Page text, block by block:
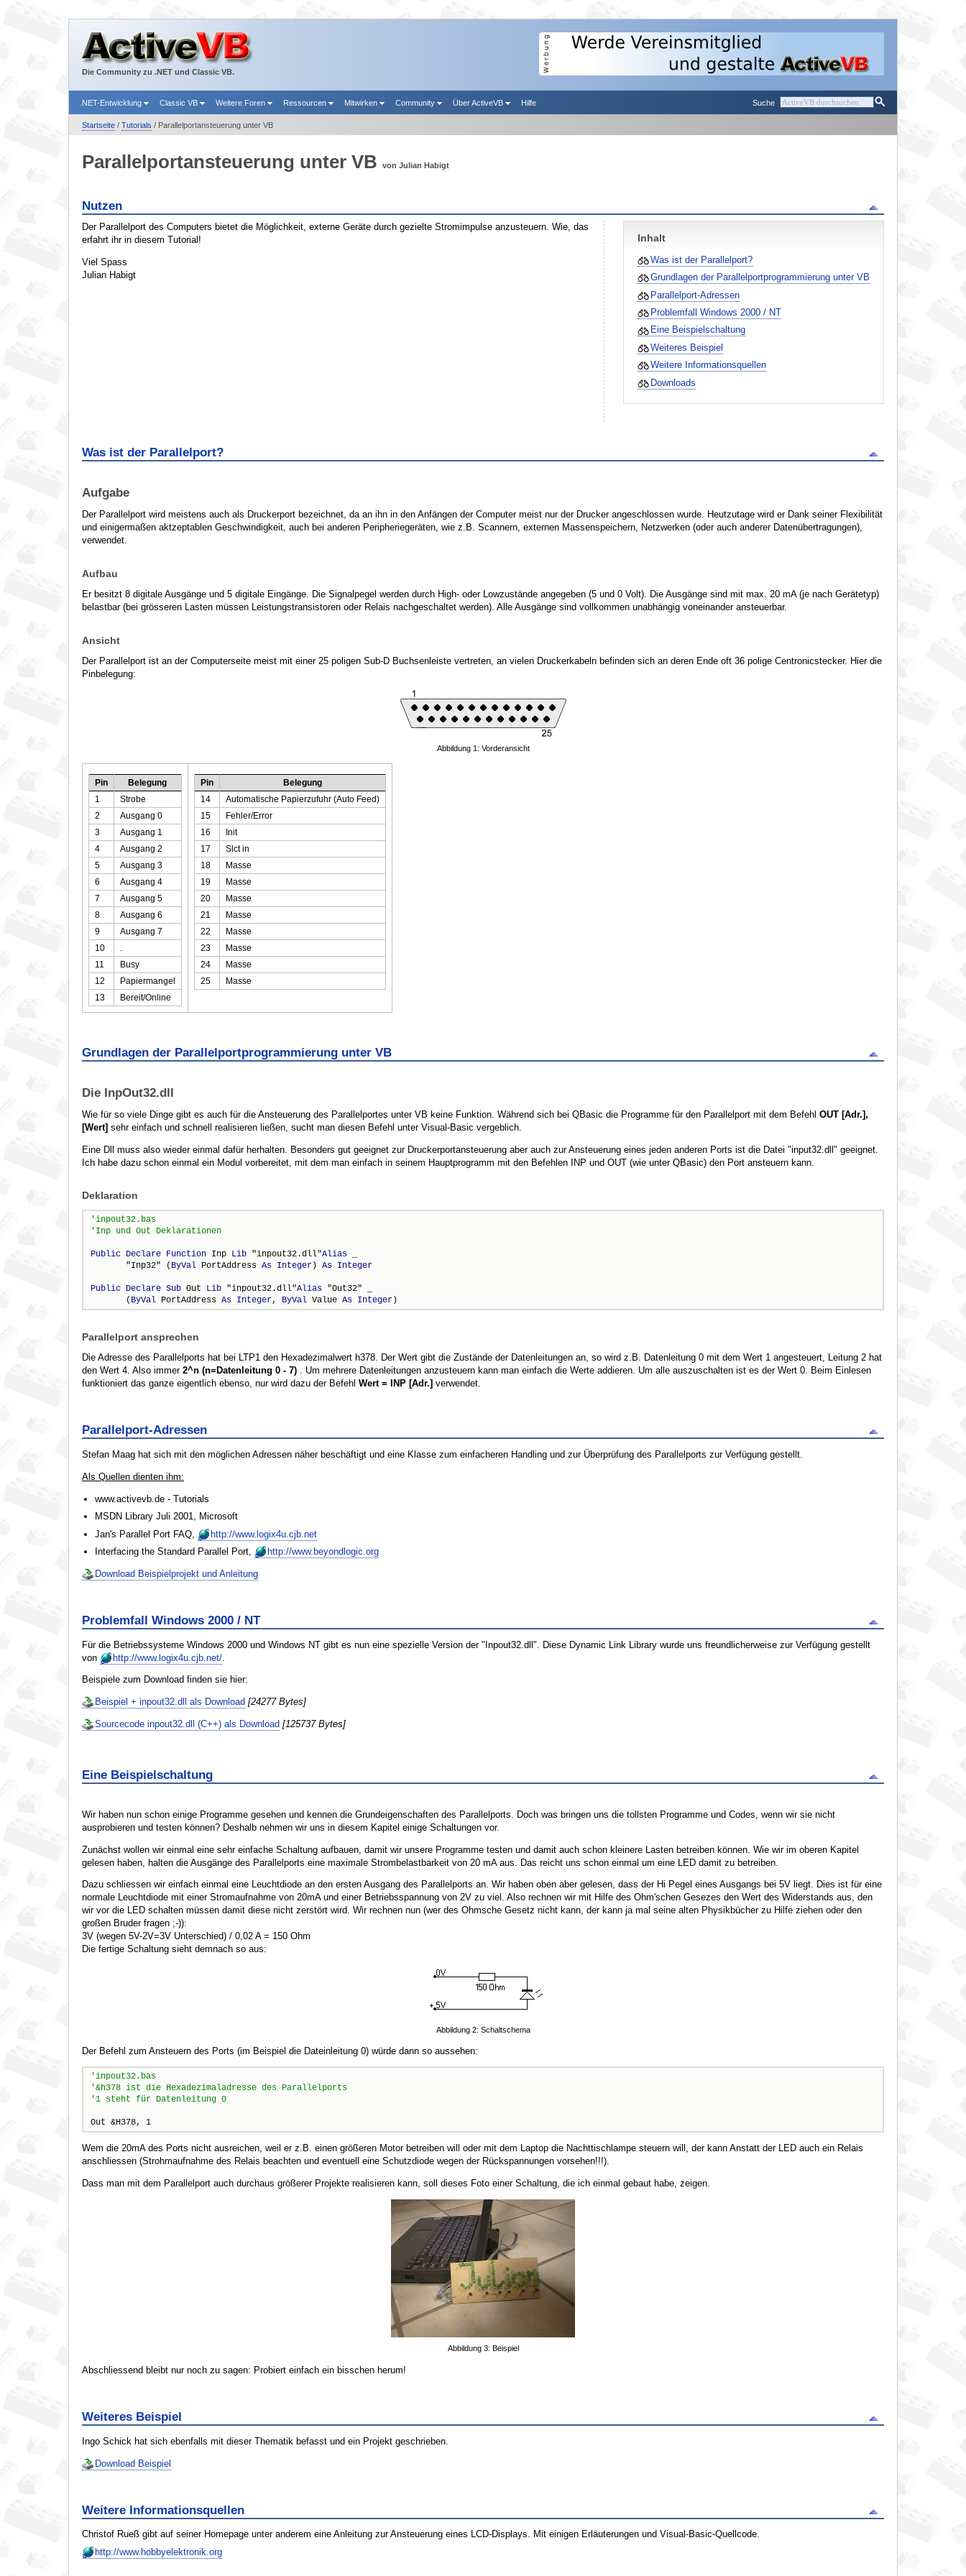
Die Community zu .NET und Classic VB.
Suche
.NET-Entwicklung Classic VB Weitere Foren Ressourcen Mitwirken Community Über ActiveVB Hilfe
Startseite/ Tutorials / Parallelportansteuerung unter VB
Parallelportansteuerung unter VB von Julian Habigt
Nutzen
Der Parallelport des Computers bietet die Möglichkeit, externe Geräte durch gezielte Stromimpulse anzusteuern. Wie, das
erfahrt ihr in diesem Tutorial!
Viel Spass
Julian Habigt
Inhalt
Was ist der Parallelport?
Grundlagen der Parallelportprogrammierung unter VB
Parallelport-Adressen
Problemfall Windows 2000 / NT
Eine Beispielschaltung
Weiteres Beispiel
Weitere Informationsquellen
Downloads
Was ist der Parallelport?
Aufgabe
Der Parallelport wird meistens auch als Druckerport bezeichnet, da an ihn in den Anfängen der Computer meist nur der Drucker angeschlossen wurde. Heutzutage wird er Dank seiner Flexibilität
und einigermaßen aktzeptablen Geschwindigkeit, auch bei anderen Peripheriegeräten, wie z.B. Scannern, externen Massenspeichern, Netzwerken (oder auch anderer Datenübertragungen),
verwendet.
Aufbau
Er besitzt 8 digitale Ausgänge und 5 digitale Eingänge. Die Signalpegel werden durch High- oder Lowzustände angegeben (5 und 0 Volt). Die Ausgänge sind mit max. 20 mA (je nach Gerätetyp)
belastbar (bei grösseren Lasten müssen Leistungstransistoren oder Relais nachgeschaltet werden). Alle Ausgänge sind vollkommen unabhängig voneinander ansteuerbar.
Ansicht
Der Parallelport ist an der Computerseite meist mit einer 25 poligen Sub-D Buchsenleiste vertreten, an vielen Druckerkabeln befinden sich an deren Ende oft 36 polige Centronicstecker. Hier die
Pinbelegung:
Abbildung 1: Vorderansicht
Pin
Belegung
1
Strobe
2
Ausgang 0
3
Ausgang 1
4
Ausgang 2
5
Ausgang 3
6
Ausgang 4
7
Ausgang 5
8
Ausgang 6
9
Ausgang 7
10
.
11
Busy
12
Papiermangel
13
Bereit/Online
Pin
Belegung
14
Automatische Papierzufuhr (Auto Feed)
15
Fehler/Error
16
Init
17
Slct in
18
Masse
19
Masse
20
Masse
21
Masse
22
Masse
23
Masse
24
Masse
25
Masse
Grundlagen der Parallelportprogrammierung unter VB
Die InpOut32.dll
Wie für so viele Dinge gibt es auch für die Ansteuerung des Parallelportes unter VB keine Funktion. Während sich bei QBasic die Programme für den Parallelport mit dem Befehl OUT [Adr.],
[Wert] sehr einfach und schnell realisieren ließen, sucht man diesen Befehl unter Visual-Basic vergeblich.
Eine Dll muss also wieder einmal dafür herhalten. Besonders gut geeignet zur Druckerportansteuerung aber auch zur Ansteuerung eines jeden anderen Ports ist die Datei "input32.dll" geeignet.
Ich habe dazu schon einmal ein Modul vorbereitet, mit dem man einfach in seinem Hauptprogramm mit den Befehlen INP und OUT (wie unter QBasic) den Port ansteuern kann.
Deklaration
'inpout32.bas
'Inp und Out Deklarationen
Public Declare Function Inp Lib "inpout32.dll"Alias _
       "Inp32" (
ByVal PortAddress As Integer) As Integer
Public Declare Sub Out Lib "inpout32.dll"Alias "Out32" _
       (
ByVal PortAddress As Integer, ByVal Value As Integer)
Parallelport ansprechen
Die Adresse des Parallelports hat bei LTP1 den Hexadezimalwert h378. Der Wert gibt die Zustände der Datenleitungen an, so wird z.B. Datenleitung 0 mit dem Wert 1 angesteuert, Leitung 2 hat
den Wert 4. Also immer 2^n (n=Datenleitung 0 - 7). Um mehrere Datenleitungen anzusteuern kann man einfach die Werte addieren. Um alle auszuschalten ist es der Wert 0. Beim Einlesen
funktioniert das ganze eigentlich ebenso, nur wird dazu der Befehl Wert = INP [Adr.] verwendet.
Parallelport-Adressen
Stefan Maag hat sich mit den möglichen Adressen näher beschäftigt und eine Klasse zum einfacheren Handling und zur Überprüfung des Parallelports zur Verfügung gestellt.
Als Quellen dienten ihm:
www.activevb.de - Tutorials
MSDN Library Juli 2001, Microsoft
Jan's Parallel Port FAQ,
http://www.logix4u.cjb.net
Interfacing the Standard Parallel Port,
http://www.beyondlogic.org
Download Beispielprojekt und Anleitung
Problemfall Windows 2000 / NT
Für die Betriebssysteme Windows 2000 und Windows NT gibt es nun eine spezielle Version der "Inpout32.dll". Diese Dynamic Link Library wurde uns freundlicherweise zur Verfügung gestellt
von
http://www.logix4u.cjb.net/.
Beispiele zum Download finden sie hier:
Beispiel + inpout32.dll als Download [24277 Bytes]
Sourcecode inpout32.dll (C++) als Download [125737 Bytes]
Eine Beispielschaltung
Wir haben nun schon einige Programme gesehen und kennen die Grundeigenschaften des Parallelports. Doch was bringen uns die tollsten Programme und Codes, wenn wir sie nicht
ausprobieren und testen können? Deshalb nehmen wir uns in diesem Kapitel einige Schaltungen vor.
Zunächst wollen wir einmal eine sehr einfache Schaltung aufbauen, damit wir unsere Programme testen und damit auch schon kleinere Lasten betreiben können. Wie wir im oberen Kapitel
gelesen haben, halten die Ausgänge des Parallelports eine maximale Strombelastbarkeit von 20 mA aus. Das reicht uns schon einmal um eine LED damit zu betreiben.
Dazu schliessen wir einfach einmal eine Leuchtdiode an den ersten Ausgang des Parallelports an. Wir haben oben aber gelesen, dass der Hi Pegel eines Ausgangs bei 5V liegt. Dies ist für eine
normale Leuchtdiode mit einer Stromaufnahme von 20mA und einer Betriebsspannung von 2V zu viel. Also rechnen wir mit Hilfe des Ohm'schen Gesezes den Wert des Widerstands aus, den
wir vor die LED schalten müssen damit diese nicht zerstört wird. Wir rechnen nun (wer des Ohmsche Gesetz nicht kann, der kann ja mal seine alten Physikbücher zu Hilfe ziehen oder den
großen Bruder fragen ;-)):
3V (wegen 5V-2V=3V Unterschied) / 0,02 A = 150 Ohm
Die fertige Schaltung sieht demnach so aus:
Abbildung 2: Schaltschema
Der Befehl zum Ansteuern des Ports (im Beispiel die Dateinleitung 0) würde dann so aussehen:
'inpout32.bas
'&h378 ist die Hexadezimaladresse des Parallelports
'1 steht für Datenleitung 0
Out &H378, 1
Wem die 20mA des Ports nicht ausreichen, weil er z.B. einen größeren Motor betreiben will oder mit dem Laptop die Nachttischlampe steuern will, der kann Anstatt der LED auch ein Relais
anschliessen (Strohmaufnahme des Relais beachten und eventuell eine Schutzdiode wegen der Rückspannungen vorsehen!!!).
Dass man mit dem Parallelport auch durchaus größerer Projekte realisieren kann, soll dieses Foto einer Schaltung, die ich einmal gebaut habe, zeigen.
Abbildung 3: Beispiel
Abschliessend bleibt nur noch zu sagen: Probiert einfach ein bisschen herum!
Weiteres Beispiel
Ingo Schick hat sich ebenfalls mit dieser Thematik befasst und ein Projekt geschrieben.
Download Beispiel
Weitere Informationsquellen
Christof Rueß gibt auf seiner Homepage unter anderem eine Anleitung zur Ansteuerung eines LCD-Displays. Mit einigen Erläuterungen und Visual-Basic-Quellcode.
http://www.hobbyelektronik.org